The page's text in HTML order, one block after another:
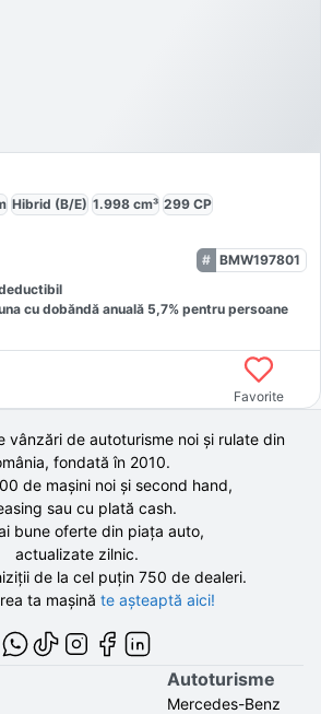
Hibrid (B/E) 1.998 cm³ 299 CP
BMW197801
cu dobăndă anuală 5,7% pentru persoane
Favorite
vânzări de autoturisme noi și rulate din
fondată în 2010.
demașini noi și second hand,
sau cu plată cash.
bune oferte din piața auto,
actualizate zilnic.
de la cel puțin 750 de dealeri.
ta mașină te așteaptă aici!
Autoturisme
Mercedes-Benz